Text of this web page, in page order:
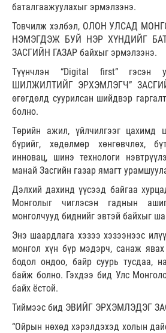
баталгаажуулахыг эрмэлзэнэ.
Товчилж хэлбэл, ОЛОН УЛСАД
НЭМЭГДЭЖ БУЙ НЭР ХҮНДИЙГ
ЗАСГИЙН ГАЗАР байхыг эрмэлзэнэ.
Түүнчлэн “Digital first” гэсэн
ШИЛЖИЛТИЙГ ЭРХЭМЛЭГЧ”
өгөгдөлд суурилсан шийдвэр
болно.
Төрийн ажил, үйлчилгээг цахимд
бүрийг, хөдөлмөр хөнгөвчлөх,
инновац, шинэ технологи
манай Засгийн газар ямагт
Дэлхий дахинд үүсээд байгаа
Монголыг чиглэсэн гаднын
монголчууд биднийг эвтэй байхыг
Энэ шаардлага хэзээ хэзээнээс
монгол хүн бүр мэдэрч, санаж явах
бодол ондоо, байр суурь тусдаа,
байж болно. Гэхдээ бид Улс
байх ёстой.
Тиймээс бид ЭВИЙГ ЭРХЭМЛЭДЭГ
“Ойрын нөхөд хэрэлдэхэд холын